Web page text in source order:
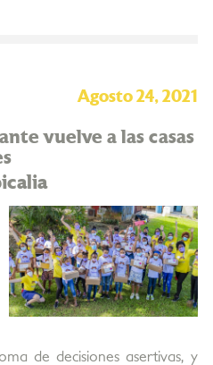
Agosto 24, 2021
vuelve a las casas
de decisiones asertivas, y